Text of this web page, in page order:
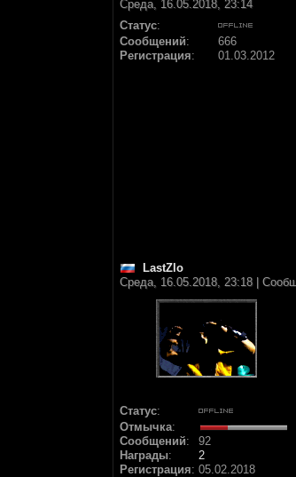
Среда, 16.05.2018, 23:14
Статус:
Сообщений:
666
Регистрация: 01.03.2012
LastZlo
Среда, 16.05.2018, 23:18 |
Статус:
Отмычка:
Сообщений:
92
Награды:
2
Регистрация: 05.02.2018